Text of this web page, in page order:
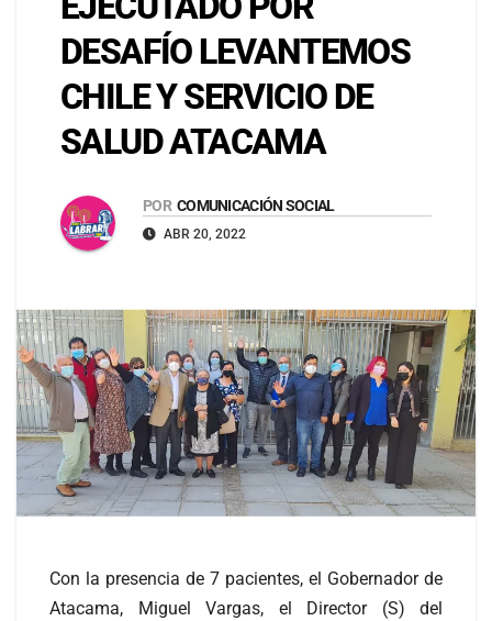
DESAFÍO LEVANTEMOS
CHILE Y SERVICIO DE
SALUD ATACAMA
POR COMUNICACIÓN SOCIAL
ABR 20, 2022
Con la presencia de 7 pacientes, el Gobernador de
Atacama, Miguel Vargas, el Director (S) del